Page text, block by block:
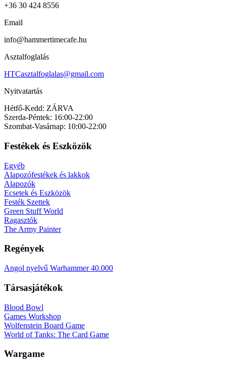
+36 30 424 8556
Email
info@hammertimecafe.hu
Asztalfoglalás
HTCasztalfoglalas@gmail.com
Nyitvatartás
Hétfő-Kedd: ZÁRVA
Szerda-Péntek: 16:00-22:00
Szombat-Vasárnap: 10:00-22:00
Festékek és Eszközök
Egyéb
Alapozófestékek és lakkok
Alapozók
Ecsetek és Eszközök
Festék Szettek
Green Stuff World
Ragasztók
The Army Painter
Regények
Angol nyelvű Warhammer 40.000
Társasjátékok
Blood Bowl
Games Workshop
Wolfenstein Board Game
World of Tanks: The Card Game
Wargame